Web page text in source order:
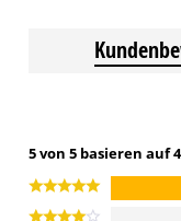
5 von 5 basieren auf